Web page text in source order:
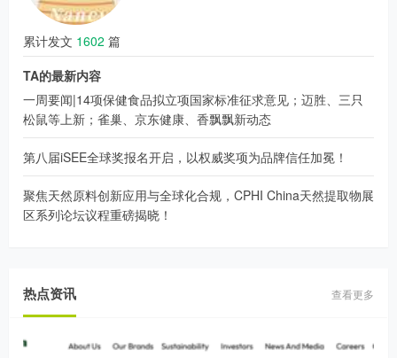
累计发文 1602 篇
TA的最新内容
一周要闻|14项保健食品拟立项国家标准征求意见；迈胜、三只
松鼠等上新；雀巢、京东健康、香飘飘新动态
第八届iSEE全球奖报名开启，以权威奖项为品牌信任加冕！
聚焦天然原料创新应用与全球化合规，CPHI China天然提取物展
区系列论坛议程重磅揭晓！
热点资讯 查看更多